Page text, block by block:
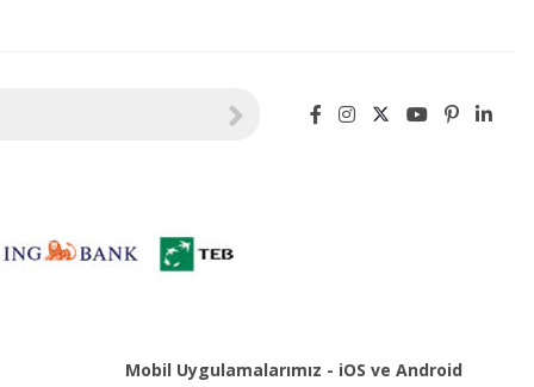
Mobil Uygulamalarımız - iOS ve Android